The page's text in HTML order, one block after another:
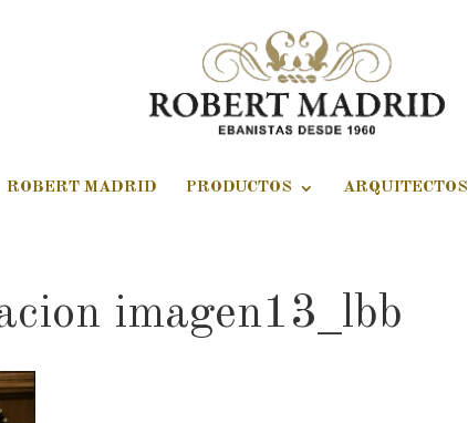
ROBERT MADRID PRODUCTOS ARQUITECTOS
imagen13_lbb